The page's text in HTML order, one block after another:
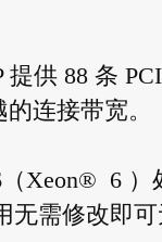
提供 88 条
连接带宽。
Xeon® 6
需修改即